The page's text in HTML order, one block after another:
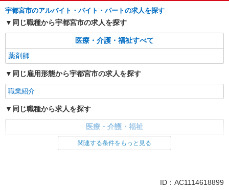
キープ 詳細を見る
宇都宮市のアルバイト・バイト・パートの求人を探す
同じ職種から宇都宮市の求人を探す
医療・介護・福祉すべて
薬剤師
同じ雇用形態から宇都宮市の求人を探す
職業紹介
同じ職種から求人を探す
医療・介護・福祉
関連する条件をもっと見る
ID：AC1114618899